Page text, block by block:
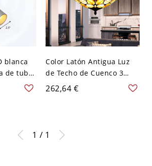
blanca
de tubo
120 V 1
Color Latón Antigua Luz
de Techo de Cuenco 3
Bombillas Luminaria de
Techo Semi Empotrada
A 120 V A
262,64 €
1 / 1